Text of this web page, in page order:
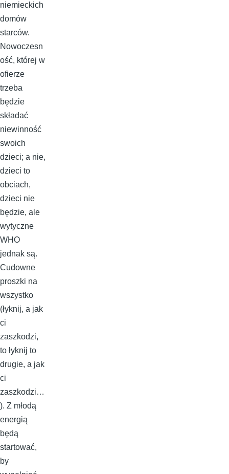
niemieckich
domów
starców.
Nowoczesn
ość, której w
ofierze
trzeba
będzie
składać
niewinność
swoich
dzieci; a nie,
dzieci to
obciach,
dzieci nie
będzie, ale
wytyczne
WHO
jednak są.
Cudowne
proszki na
wszystko
(łyknij, a jak
ci
zaszkodzi,
to łyknij to
drugie, a jak
ci
zaszkodzi…
). Z młodą
energią
będą
startować,
by